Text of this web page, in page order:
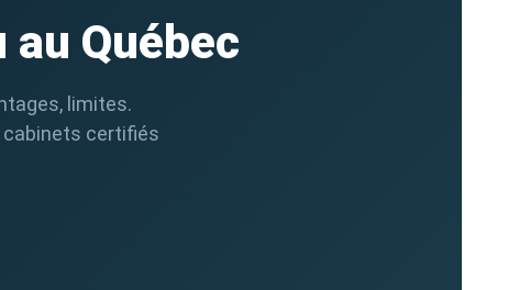
Québec
limites.
cabinets certifiés